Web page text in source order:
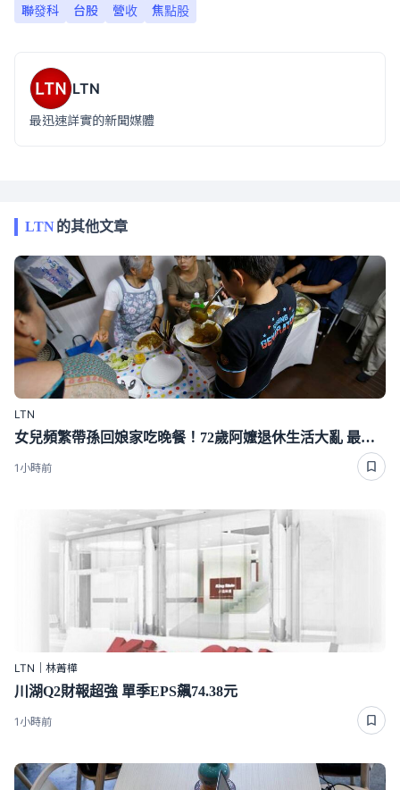
聯發科 台股 營收 焦點股
LTN
最迅速詳實的新聞媒體
LTN的其他文章
LTN
女兒頻繁帶孫回娘家吃晚餐！72歲阿嬤退休生活大亂 最後忍不住開口了
1小時前
LTN｜林菁樺
川湖Q2財報超強 單季EPS飆74.38元
1小時前